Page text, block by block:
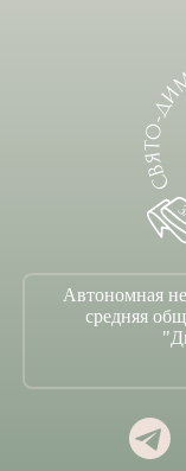
Автономная
средняя